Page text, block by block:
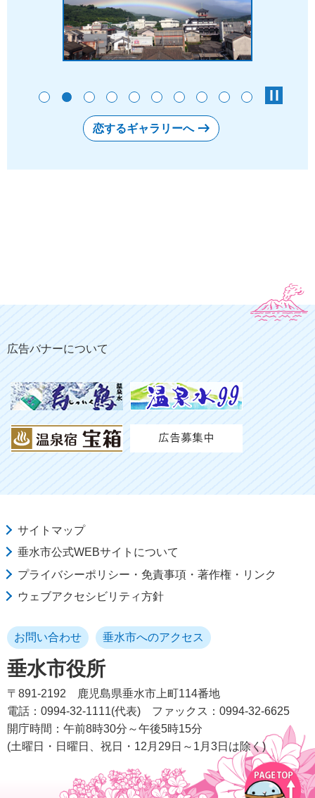
恋するギャラリーへ
広告バナーについて
サイトマップ
垂水市公式WEBサイトについて
プライバシーポリシー・免責事項・著作権・リンク
ウェブアクセシビリティ方針
垂水市役所
お問い合わせ 垂水市へのアクセス
〒891-2192
鹿児島県垂水市上町114番地
電話：0994-32-1111(代表)
ファックス：0994-32-6625
開庁時間：午前8時30分～午後5時15分
(土曜日・日曜日、祝日・12月29日～1月3日は除く)